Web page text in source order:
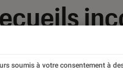
soumis à votre consentement à